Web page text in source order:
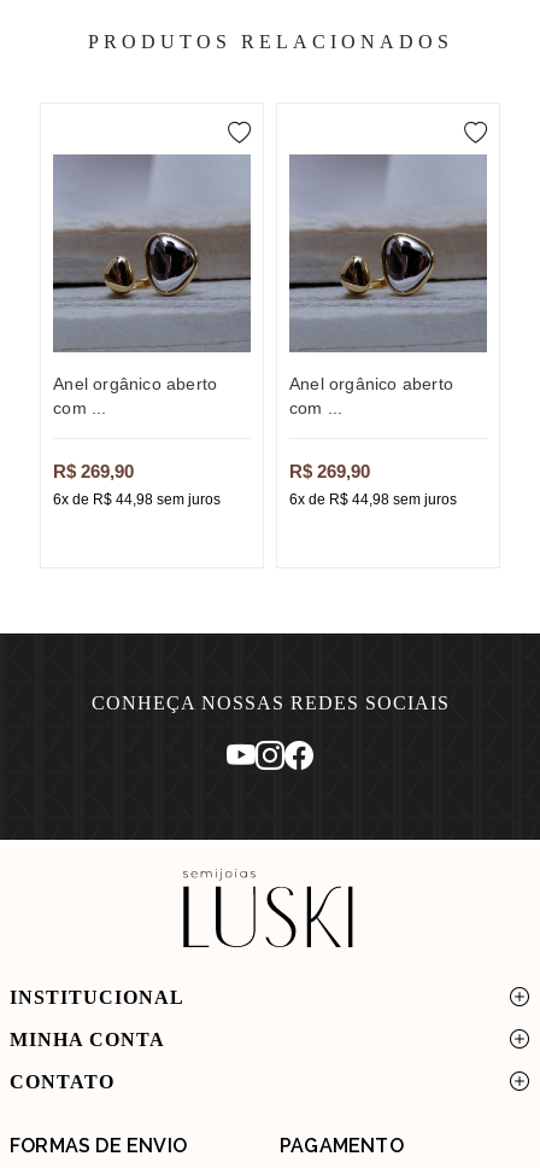
PRODUTOS RELACIONADOS
anel orgânico aberto
com ...
R$ 269,90
6x de R$ 44,98 sem juros
anel orgânico aberto
com ...
R$ 269,90
6x de R$ 44,98 sem juros
CONHEÇA NOSSAS REDES SOCIAIS
INSTITUCIONAL
MINHA CONTA
CONTATO
FORMAS DE ENVIO PAGAMENTO